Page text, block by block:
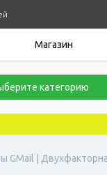
Магазин
категорию
GMail |